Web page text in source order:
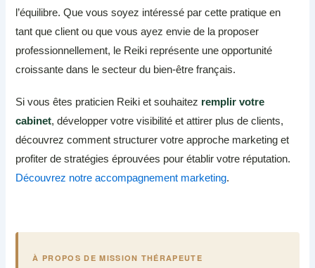
l’équilibre. Que vous soyez intéressé par cette pratique en
tant que client ou que vous ayez envie de la proposer
professionnellement, le Reiki représente une opportunité
croissante dans le secteur du bien-être français.
Si vous êtes praticien Reiki et souhaitez remplir votre
cabinet, développer votre visibilité et attirer plus de clients,
découvrez comment structurer votre approche marketing et
profiter de stratégies éprouvées pour établir votre réputation.
Découvrez notre accompagnement marketing.
À PROPOS DE MISSION THÉRAPEUTE